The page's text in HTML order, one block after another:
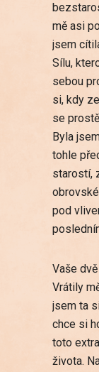
mě asi
jsem
Sílu,
sebou
si, kdy
se
Byla
tohle
starostí,
pod
Vaše
Vrátily
jsem ta
chce si
toto
života.